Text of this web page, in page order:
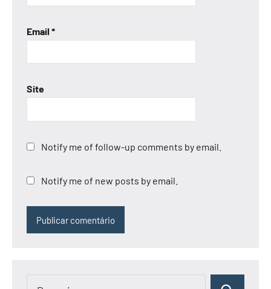
Email *
Site
Notify me of follow-up comments by email.
Notify me of new posts by email.